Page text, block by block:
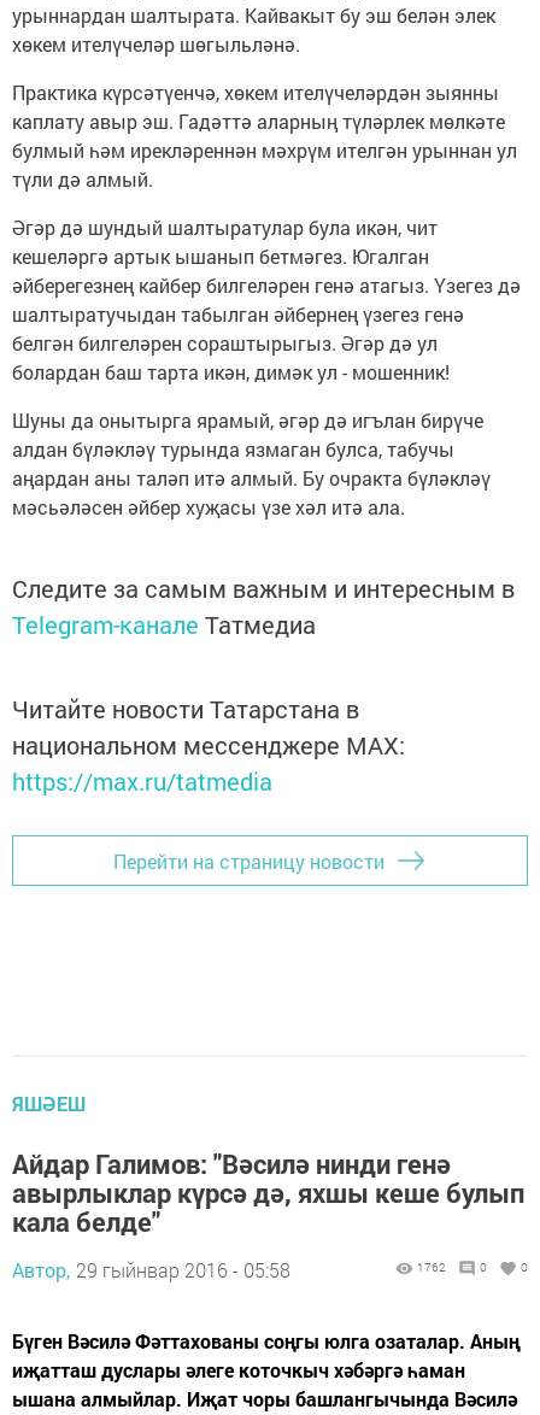
урыннардан шалтырата. Кайвакыт бу эш белән элек
хөкем ителүчеләр шөгыльләнә.
Практика күрсәтүенчә, хөкем ителүчеләрдән зыянны
каплату авыр эш. Гадәттә аларның түләрлек мөлкәте
булмый һәм ирекләреннән мәхрүм ителгән урыннан ул
түли дә алмый.
Әгәр дә шундый шалтыратулар була икән, чит
кешеләргә артык ышанып бетмәгез. Югалган
әйберегезнең кайбер билгеләрен генә атагыз. Үзегез дә
шалтыратучыдан табылган әйбернең үзегез генә
белгән билгеләрен сораштырыгыз. Әгәр дә ул
болардан баш тарта икән, димәк ул - мошенник!
Шуны да онытырга ярамый, әгәр дә игълан бирүче
алдан бүләкләү турында язмаган булса, табучы
аңардан аны таләп итә алмый. Бу очракта бүләкләү
мәсьәләсен әйбер хуҗасы үзе хәл итә ала.
Следите за самым важным и интересным в
Telegram-канале Татмедиа
Читайте новости Татарстана в
национальном мессенджере MАХ:
https://max.ru/tatmedia
Перейти на страницу новости
ЯШӘЕШ
Айдар Галимов: "Вәсилә нинди генә
авырлыклар күрсә дә, яхшы кеше булып
кала белде"
Автор, 29 гыйнвар 2016 - 05:58 1762 0 0
Бүген Вәсилә Фәттахованы соңгы юлга озаталар. Аның
иҗатташ дуслары әлеге коточкыч хәбәргә һаман
ышана алмыйлар. Иҗат чоры башлангычында Вәсилә